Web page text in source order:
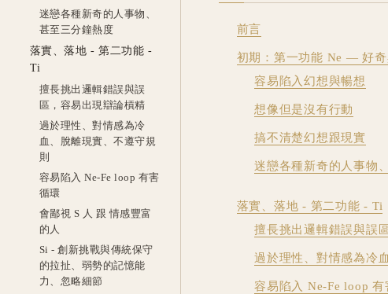
迷戀各種新奇的人事物、
甚至三分鐘熱度
落實、落地 - 第二功能 -
Ti
擅長挑出邏輯錯誤與誤
區，容易出現辯論槓精
過於理性、對情感為冷
血、脫離現實、不遵守規
則
容易陷入 Ne-Fe loop 有害
循環
會鄙視 S 人 跟 情感豐富
的人
Si - 創新挑戰與傳統保守
的拉扯、弱勢的記憶能
力、忽略細節
前言
初期：第一功能 Ne — 好
容易陷入幻想與暢想
想像但是沒有行動
搞不清楚幻想跟現實
迷戀各種新奇的人事物
落實、落地 - 第二功能 - Ti
擅長挑出邏輯錯誤與誤
過於理性、對情感為冷
容易陷入 Ne-Fe loop 有